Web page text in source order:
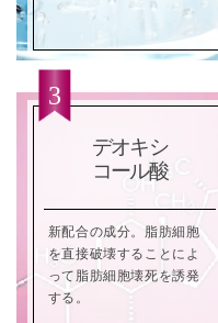
デオキシ
コール酸
新配合の成分。脂肪細胞
を直接破壊することによ
って脂肪細胞壊死を誘発
する。